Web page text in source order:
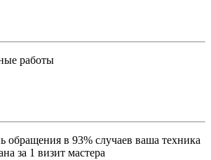
работы
обращения в 93% случаев ваша техника
за 1 визит мастера